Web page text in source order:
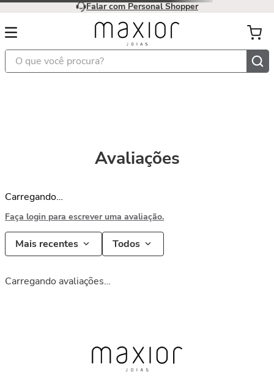
Falar com Personal Shopper
O que você procura?
Avaliações
Carregando…
Faça login para escrever uma avaliação.
Mais recentes Todos
Carregando avaliações…